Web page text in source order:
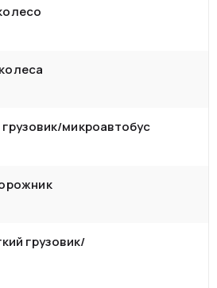
микроавтобус
грузовик/